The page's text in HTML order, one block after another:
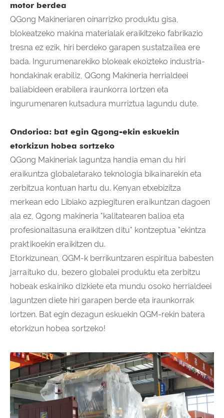
motor berdea
QGong Makineriaren oinarrizko produktu gisa,
blokeatzeko makina materialak eraikitzeko fabrikazio
tresna ez ezik, hiri berdeko garapen sustatzailea ere
bada. Ingurumenarekiko blokeak ekoizteko industria-
hondakinak erabiliz, QGong Makineria herrialdeei
baliabideen erabilera iraunkorra lortzen eta
ingurumenaren kutsadura murriztua lagundu dute.
Ondorioa: bat egin Qgong-ekin eskuekin
etorkizun hobea sortzeko
QGong Makineriak laguntza handia eman du hiri
eraikuntza globaletarako teknologia bikainarekin eta
zerbitzua kontuan hartu du. Kenyan etxebizitza
merkean edo Libiako azpiegituren eraikuntzan dagoen
ala ez, Qgong makineria "kalitatearen balioa eta
profesionaltasuna eraikitzen ditu" kontzeptua "ekintza
praktikoekin eraikitzen du.
Etorkizunean, QGM-k berrikuntzaren espiritua babesten
jarraituko du, bezero globalei produktu eta zerbitzu
hobeak eskainiko dizkiete eta mundu osoko herrialdeei
laguntzen diete hiri garapen berde eta iraunkorrak
lortzen. Bat egin dezagun eskuekin QGM-rekin batera
etorkizun hobea sortzeko!